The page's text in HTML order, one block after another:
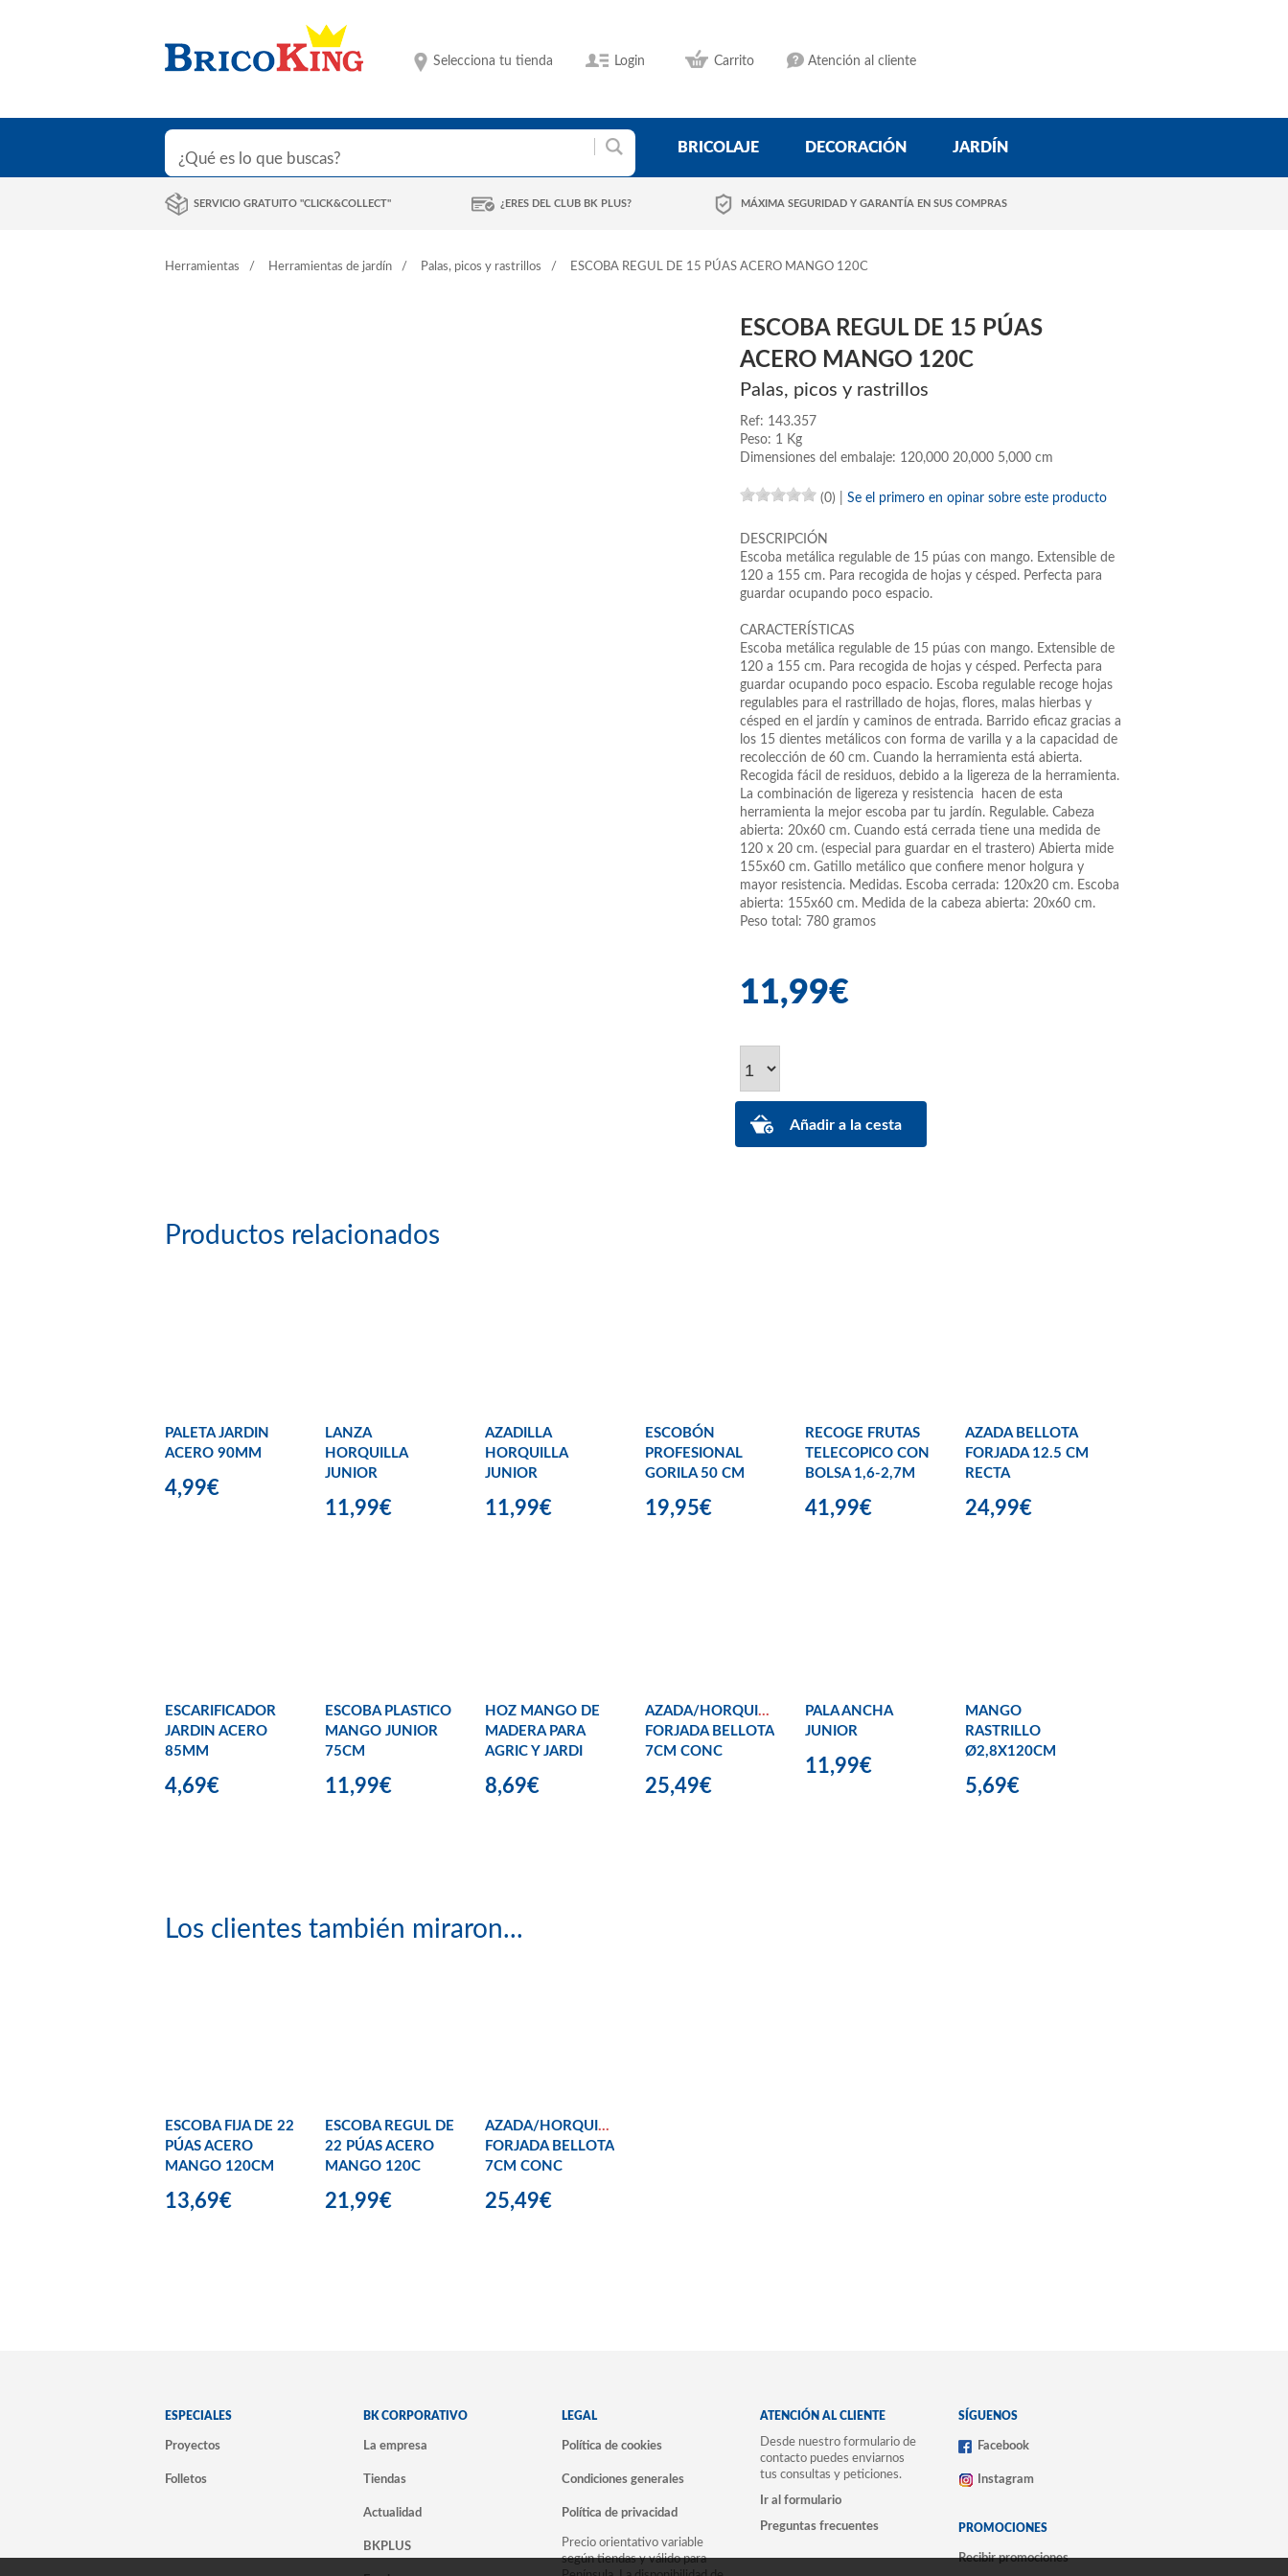
Selecciona tu tienda Login Carrito Atención al cliente
BRICOLAJE DECORACIÓN JARDÍN
SERVICIO GRATUITO "CLICK&COLLECT" ¿ERES DEL CLUB BK PLUS? MÁXIMA SEGURIDAD Y GARANTÍA EN SUS COMPRAS
Herramientas Herramientas de jardín Palas, picos y rastrillos ESCOBA REGUL DE 15 PÚAS ACERO MANGO 120C
ESCOBA REGUL DE 15 PÚAS
ACERO MANGO 120C
Palas, picos y rastrillos
Ref: 143.357
Peso: 1 Kg
Dimensiones del embalaje: 120,000 20,000 5,000 cm
(0) Se el primero en opinar sobre este producto
DESCRIPCIÓN
Escoba metálica regulable de 15 púas con mango. Extensible de
120 a 155 cm. Para recogida de hojas y césped. Perfecta para
guardar ocupando poco espacio.
CARACTERÍSTICAS
Escoba metálica regulable de 15 púas con mango. Extensible de
120 a 155 cm. Para recogida de hojas y césped. Perfecta para
guardar ocupando poco espacio. Escoba regulable recoge hojas
regulables para el rastrillado de hojas, flores, malas hierbas y
césped en el jardín y caminos de entrada. Barrido eficaz gracias a
los 15 dientes metálicos con forma de varilla y a la capacidad de
recolección de 60 cm. Cuando la herramienta está abierta.
Recogida fácil de residuos, debido a la ligereza de la herramienta.
La combinación de ligereza y resistencia hacen de esta
herramienta la mejor escoba par tu jardín. Regulable. Cabeza
abierta: 20x60 cm. Cuando está cerrada tiene una medida de
120 x 20 cm. (especial para guardar en el trastero) Abierta mide
155x60 cm. Gatillo metálico que confiere menor holgura y
mayor resistencia. Medidas. Escoba cerrada: 120x20 cm. Escoba
abierta: 155x60 cm. Medida de la cabeza abierta: 20x60 cm.
Peso total: 780 gramos
11,99€
Productos relacionados
PALETA JARDIN
ACERO 90MM
4,99€
LANZA
HORQUILLA
JUNIOR
11,99€
AZADILLA
HORQUILLA
JUNIOR
11,99€
ESCOBÓN
PROFESIONAL
GORILA 50 CM
19,95€
RECOGE FRUTAS
TELECOPICO CON
BOLSA 1,6-2,7M
41,99€
AZADA BELLOTA
FORJADA 12.5 CM
RECTA
24,99€
ESCARIFICADOR
JARDIN ACERO
85MM
4,69€
ESCOBA PLASTICO
MANGO JUNIOR
75CM
11,99€
HOZ MANGO DE
MADERA PARA
AGRIC Y JARDI
8,69€
AZADA/HORQUILLA
FORJADA BELLOTA
7CM CONC
25,49€
PALA ANCHA
JUNIOR
11,99€
MANGO
RASTRILLO
Ø2,8X120CM
5,69€
Los clientes también miraron...
ESCOBA FIJA DE 22
PÚAS ACERO
MANGO 120CM
13,69€
ESCOBA REGUL DE
22 PÚAS ACERO
MANGO 120C
21,99€
AZADA/HORQUILLA
FORJADA BELLOTA
7CM CONC
25,49€
ESPECIALES
Proyectos
Folletos
BK CORPORATIVO
La empresa
Tiendas
Actualidad
BKPLUS
LEGAL
Política de cookies
Condiciones generales
Política de privacidad
Precio orientativo variable
según tiendas y válido para
ATENCIÓN AL CLIENTE
Desde nuestro formulario de
contacto puedes enviarnos
tus consultas y peticiones.
Ir al formulario
Preguntas frecuentes
SÍGUENOS
Facebook
Instagram
PROMOCIONES
Recibir promociones